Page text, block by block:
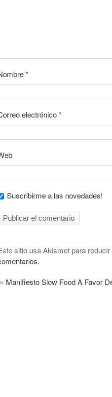
*
electrónico*
Suscribirme a las novedades!
sitio usa Akismet para
Manifiesto Slow Food A Favor